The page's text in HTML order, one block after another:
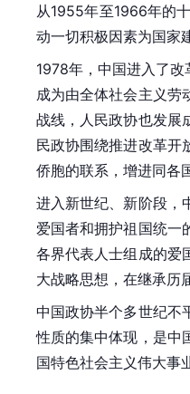
从1955年至1966年的
动一切积极因素为国家
1978年，中国进入了
成为由全体社会主义劳
战线，人民政协也发展
民政协围绕推进改革开
侨胞的联系，增进同各
进入新世纪、新阶段，
爱国者和拥护祖国统一
各界代表人士组成的爱
大战略思想，在继承历
中国政协半个多世纪不
性质的集中体现，是中
国特色社会主义伟大事